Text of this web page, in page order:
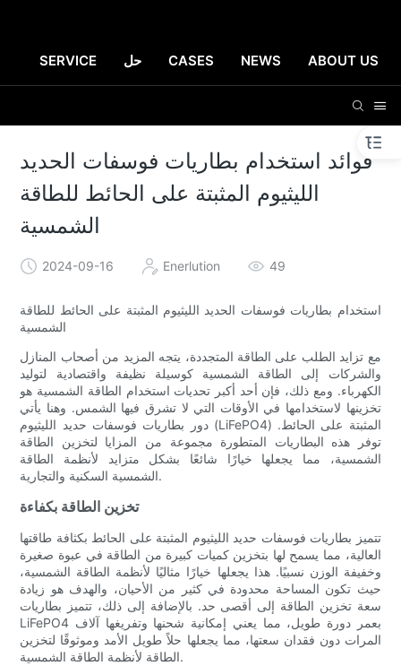
SERVICE حل CASES NEWS ABOUT US
فوائد استخدام بطاريات فوسفات الحديد
الليثيوم المثبتة على الحائط للطاقة
الشمسية
2024-09-16 Enerlution 49
استخدام بطاريات فوسفات الحديد الليثيوم المثبتة على الحائط للطاقة
الشمسية
مع تزايد الطلب على الطاقة المتجددة، يتجه المزيد من أصحاب المنازل
والشركات إلى الطاقة الشمسية كوسيلة نظيفة واقتصادية لتوليد
الكهرباء. ومع ذلك، فإن أحد أكبر تحديات استخدام الطاقة الشمسية هو
تخزينها لاستخدامها في الأوقات التي لا تشرق فيها الشمس. وهنا يأتي
دور بطاريات فوسفات حديد الليثيوم (LiFePO4) المثبتة على الحائط.
توفر هذه البطاريات المتطورة مجموعة من المزايا لتخزين الطاقة
الشمسية، مما يجعلها خيارًا شائعًا بشكل متزايد لأنظمة الطاقة
الشمسية السكنية والتجارية.
تخزين الطاقة بكفاءة
تتميز بطاريات فوسفات حديد الليثيوم المثبتة على الحائط بكثافة طاقتها
العالية، مما يسمح لها بتخزين كميات كبيرة من الطاقة في عبوة صغيرة
وخفيفة الوزن نسبيًا. هذا يجعلها خيارًا مثاليًا لأنظمة الطاقة الشمسية،
حيث تكون المساحة محدودة في كثير من الأحيان، والهدف هو زيادة
سعة تخزين الطاقة إلى أقصى حد. بالإضافة إلى ذلك، تتميز بطاريات
LiFePO4 بعمر دورة طويل، مما يعني إمكانية شحنها وتفريغها آلاف
المرات دون فقدان سعتها، مما يجعلها حلاً طويل الأمد وموثوقًا لتخزين
الطاقة لأنظمة الطاقة الشمسية.